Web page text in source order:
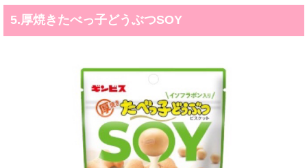
5.厚焼きたべっ子どうぶつSOY